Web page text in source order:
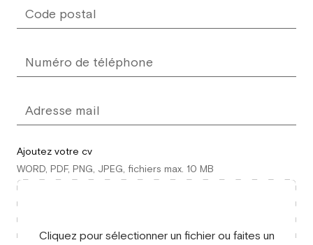
Ajoutez votre cv
WORD, PDF, PNG, JPEG, fichiers max. 10 MB
Cliquez pour sélectionner un fichier ou faites un